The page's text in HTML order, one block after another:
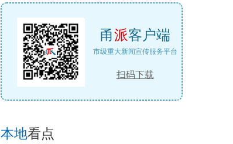
甬派客户端
市级重大新闻宣传服务平台
扫码下载
本地看点